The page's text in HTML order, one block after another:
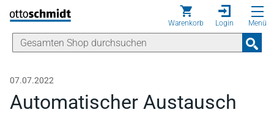
Direkt zum Inhalt
Warenkorb Login Menü
07.07.2022
Automatischer Austausch